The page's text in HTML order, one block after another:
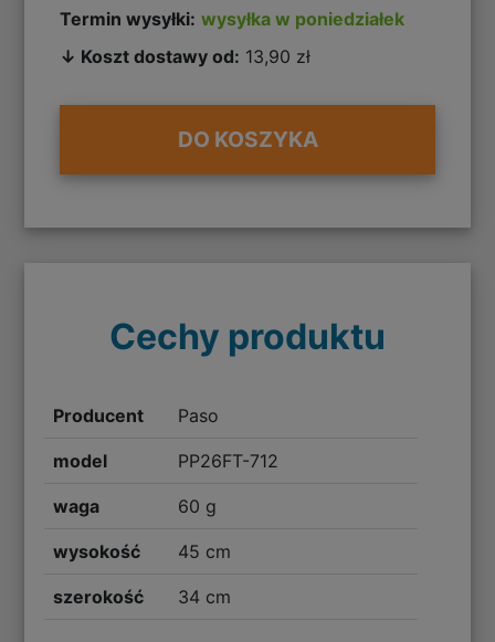
Termin wysyłki: wysyłka w poniedziałek
↓ Koszt dostawy od: 13,90 zł
DO KOSZYKA
Cechy produktu
Producent Paso
model PP26FT-712
waga 60 g
wysokość 45 cm
szerokość 34 cm